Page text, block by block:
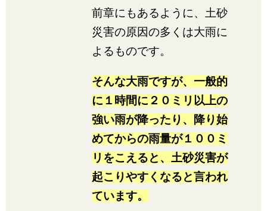
前章にもあるように、土砂
災害の原因の多くは大雨に
よるものです。
そんな大雨ですが、一般的
に１時間に２０ミリ以上の
強い雨が降ったり、降り始
めてからの雨量が１００ミ
リをこえると、土砂災害が
起こりやすくなると言われ
ています。